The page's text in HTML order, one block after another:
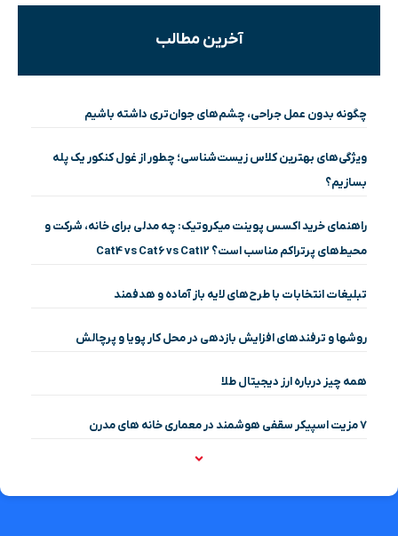
آخرین مطالب
چگونه بدون عمل جراحی، چشم‌های جوان‌تری داشته باشیم
ویژگی‌های بهترین کلاس زیست‌شناسی؛ چطور از غول کنکور یک پله
بسازیم؟
راهنمای خرید اکسس پوینت میکروتیک: چه مدلی برای خانه، شرکت و
محیط‌های پرتراکم مناسب است؟ Cat4 vs Cat6 vs Cat12
تبلیغات انتخابات با طرح‌های لایه باز آماده و هدفمند
روشها و ترفندهای افزایش بازدهی در محل کار پویا و پرچالش
همه چیز درباره ارز دیجیتال طلا
۷ مزیت اسپیکر سقفی هوشمند در معماری خانه‌ های مدرن